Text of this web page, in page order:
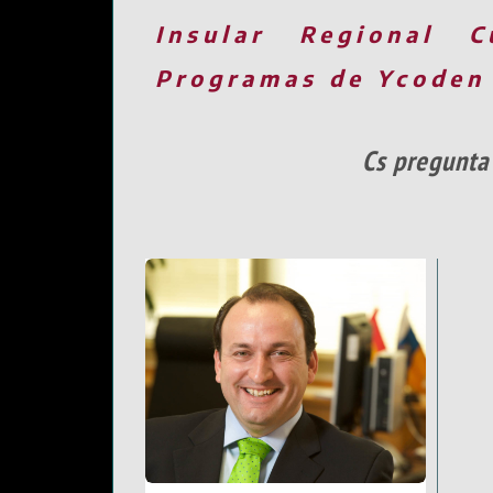
Insular
Regional
Programas de
Cs